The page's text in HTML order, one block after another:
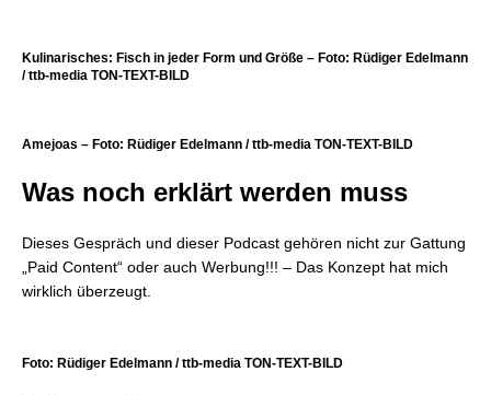
Kulinarisches: Fisch in jeder Form und Größe – Foto: Rüdiger Edelmann
/ ttb-media TON-TEXT-BILD
Amejoas – Foto: Rüdiger Edelmann / ttb-media TON-TEXT-BILD
Was noch erklärt werden muss
Dieses Gespräch und dieser Podcast gehören nicht zur Gattung
„Paid Content“ oder auch Werbung!!! – Das Konzept hat mich
wirklich überzeugt.
Foto: Rüdiger Edelmann / ttb-media TON-TEXT-BILD